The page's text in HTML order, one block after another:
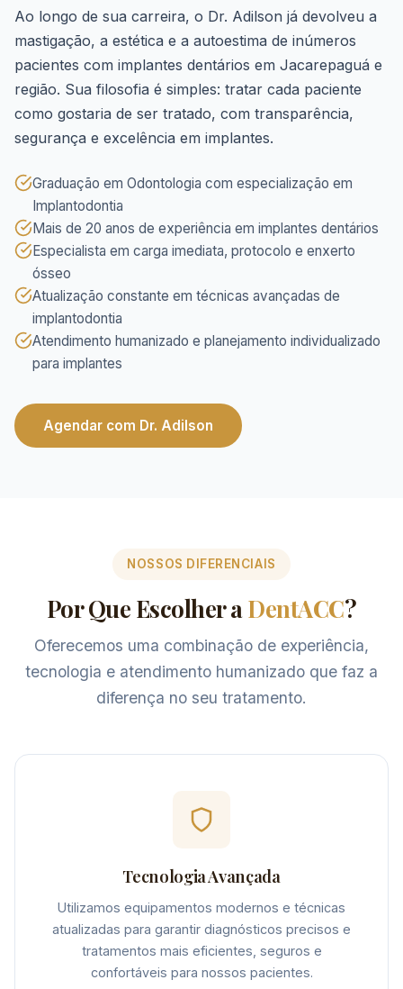
Ao longo de sua carreira, o Dr. Adilson já devolveu a
mastigação, a estética e a autoestima de inúmeros
pacientes com implantes dentários em Jacarepaguá e
região. Sua filosofia é simples: tratar cada paciente
como gostaria de ser tratado, com transparência,
segurança e excelência em implantes.
Graduação em Odontologia com especialização em
Implantodontia
Mais de 20 anos de experiência em implantes dentários
Especialista em carga imediata, protocolo e enxerto
ósseo
Atualização constante em técnicas avançadas de
implantodontia
Atendimento humanizado e planejamento individualizado
para implantes
Agendar com Dr. Adilson
NOSSOS DIFERENCIAIS
Por Que Escolher aDentACC?
Oferecemos uma combinação de experiência,
tecnologia e atendimento humanizado que faz a
diferença no seu tratamento.
Tecnologia Avançada
Utilizamos equipamentos modernos e técnicas
atualizadas para garantir diagnósticos precisos e
tratamentos mais eficientes, seguros e
confortáveis para nossos pacientes.